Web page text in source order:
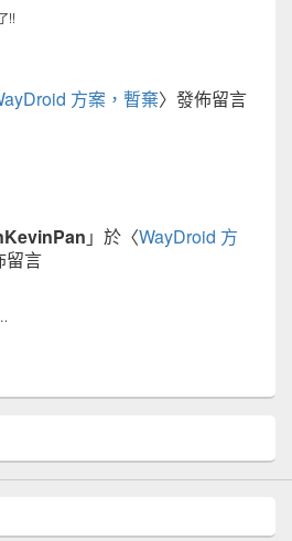
!!
方案，暫棄〉發佈留言
」於〈WayDroid 方
留言